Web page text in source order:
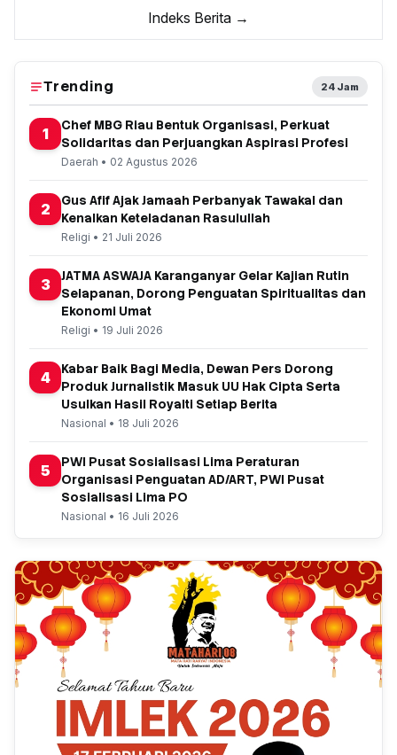
Indeks Berita →
Trending 24 Jam
1
Chef MBG Riau Bentuk Organisasi, Perkuat
Solidaritas dan Perjuangkan Aspirasi Profesi
Daerah • 02 Agustus 2026
2
Gus Afif Ajak Jamaah Perbanyak Tawakal dan
Kenalkan Keteladanan Rasulullah
Religi • 21 Juli 2026
3
JATMA ASWAJA Karanganyar Gelar Kajian Rutin
Selapanan, Dorong Penguatan Spiritualitas dan
Ekonomi Umat
Religi • 19 Juli 2026
4
Kabar Baik Bagi Media, Dewan Pers Dorong
Produk Jurnalistik Masuk UU Hak Cipta Serta
Usulkan Hasil Royalti Setiap Berita
Nasional • 18 Juli 2026
5
PWI Pusat Sosialisasi Lima Peraturan
Organisasi Penguatan AD/ART, PWI Pusat
Sosialisasi Lima PO
Nasional • 16 Juli 2026